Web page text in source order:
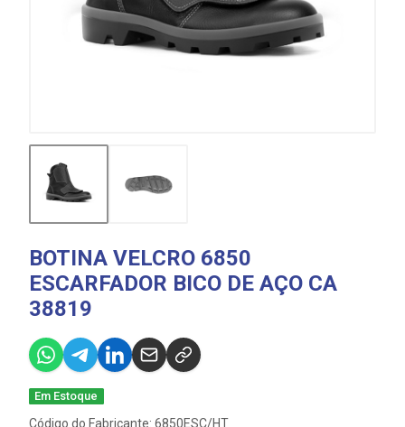
BOTINA VELCRO 6850
ESCARFADOR BICO DE AÇO CA
38819
Em Estoque
Código do Fabricante: 6850ESC/HT